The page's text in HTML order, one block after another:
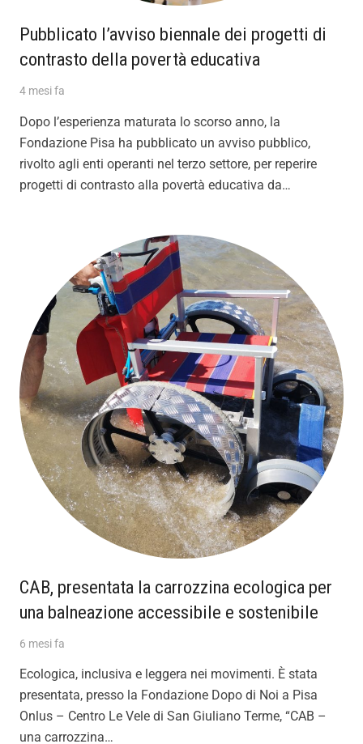
Pubblicato l’avviso biennale dei progetti di
contrasto della povertà educativa
4 mesi fa
Dopo l’esperienza maturata lo scorso anno, la
Fondazione Pisa ha pubblicato un avviso pubblico,
rivolto agli enti operanti nel terzo settore, per reperire
progetti di contrasto alla povertà educativa da…
CAB, presentata la carrozzina ecologica per
una balneazione accessibile e sostenibile
6 mesi fa
Ecologica, inclusiva e leggera nei movimenti. È stata
presentata, presso la Fondazione Dopo di Noi a Pisa
Onlus – Centro Le Vele di San Giuliano Terme, “CAB –
una carrozzina…